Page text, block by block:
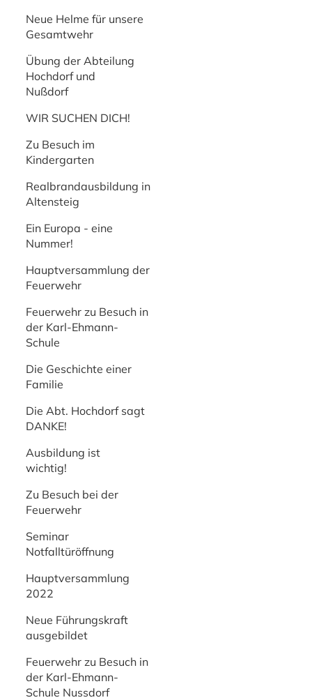
Neue Helme für unsere
Gesamtwehr
Übung der Abteilung
Hochdorf und
Nußdorf
WIR SUCHEN DICH!
Zu Besuch im
Kindergarten
Realbrandausbildung in
Altensteig
Ein Europa - eine
Nummer!
Hauptversammlung der
Feuerwehr
Feuerwehr zu Besuch in
der Karl-Ehmann-
Schule
Die Geschichte einer
Familie
Die Abt. Hochdorf sagt
DANKE!
Ausbildung ist
wichtig!
Zu Besuch bei der
Feuerwehr
Seminar
Notfalltüröffnung
Hauptversammlung
2022
Neue Führungskraft
ausgebildet
Feuerwehr zu Besuch in
der Karl-Ehmann-
Schule Nussdorf